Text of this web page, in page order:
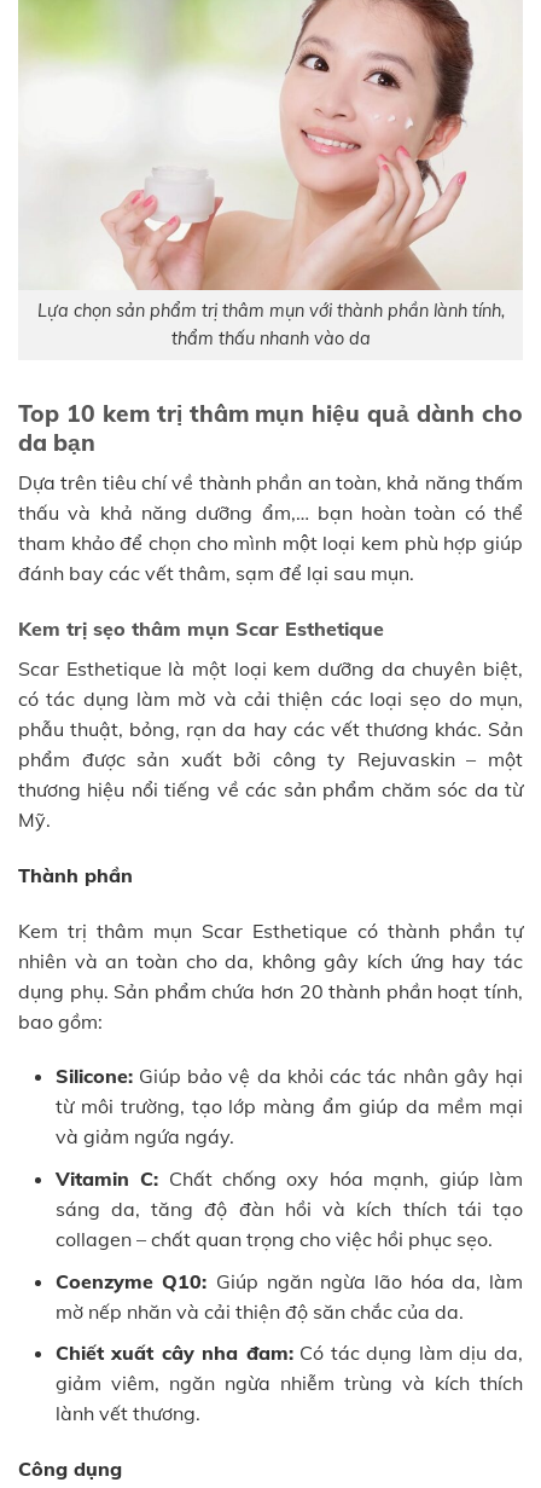
Lựa chọn sản phẩm trị thâm mụn với thành phần lành tính,
thẩm thấu nhanh vào da
Top 10 kem trị thâm mụn hiệu quả dành cho
da bạn
Dựa trên tiêu chí về thành phần an toàn, khả năng thấm
thấu và khả năng dưỡng ẩm,… bạn hoàn toàn có thể
tham khảo để chọn cho mình một loại kem phù hợp giúp
đánh bay các vết thâm, sạm để lại sau mụn.
Kem trị sẹo thâm mụn Scar Esthetique
Scar Esthetique là một loại kem dưỡng da chuyên biệt,
có tác dụng làm mờ và cải thiện các loại sẹo do mụn,
phẫu thuật, bỏng, rạn da hay các vết thương khác. Sản
phẩm được sản xuất bởi công ty Rejuvaskin – một
thương hiệu nổi tiếng về các sản phẩm chăm sóc da từ
Mỹ.
Thành phần
Kem trị thâm mụn Scar Esthetique có thành phần tự
nhiên và an toàn cho da, không gây kích ứng hay tác
dụng phụ. Sản phẩm chứa hơn 20 thành phần hoạt tính,
bao gồm:
Silicone:Giúp bảo vệ da khỏi các tác nhân gây hại
từ môi trường, tạo lớp màng ẩm giúp da mềm mại
và giảm ngứa ngáy.
Vitamin C: Chất chống oxy hóa mạnh, giúp làm
sáng da, tăng độ đàn hồi và kích thích tái tạo
collagen – chất quan trọng cho việc hồi phục sẹo.
Coenzyme Q10: Giúp ngăn ngừa lão hóa da, làm
mờ nếp nhăn và cải thiện độ săn chắc của da.
Chiết xuất cây nha đam:Có tác dụng làm dịu da,
giảm viêm, ngăn ngừa nhiễm trùng và kích thích
lành vết thương.
Công dụng